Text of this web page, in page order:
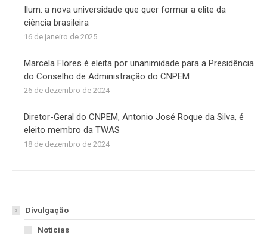
Ilum: a nova universidade que quer formar a elite da
ciência brasileira
16 de janeiro de 2025
Marcela Flores é eleita por unanimidade para a Presidência
do Conselho de Administração do CNPEM
26 de dezembro de 2024
Diretor-Geral do CNPEM, Antonio José Roque da Silva, é
eleito membro da TWAS
18 de dezembro de 2024
Divulgação
Notícias